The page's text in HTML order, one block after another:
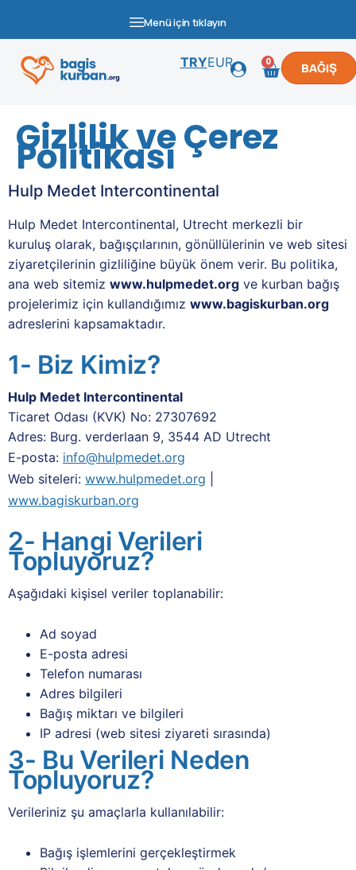
Menü için tıklayın
TRYEUR 0 BAĞIŞ
Gizlilik ve Çerez
Politikası
Hulp Medet Intercontinental
Hulp Medet Intercontinental, Utrecht merkezli bir
kuruluş olarak, bağışçılarının, gönüllülerinin ve web sitesi
ziyaretçilerinin gizliliğine büyük önem verir. Bu politika,
ana web sitemiz www.hulpmedet.org ve kurban bağış
projelerimiz için kullandığımız www.bagiskurban.org
adreslerini kapsamaktadır.
1- Biz Kimiz?
Hulp Medet Intercontinental
Ticaret Odası (KVK) No: 27307692
Adres: Burg. verderlaan 9, 3544 AD Utrecht
E-posta: info@hulpmedet.org
Web siteleri: www.hulpmedet.org
www.bagiskurban.org
2- Hangi Verileri
Topluyoruz?
Aşağıdaki kişisel veriler toplanabilir:
Ad soyad
E-posta adresi
Telefon numarası
Adres bilgileri
Bağış miktarı ve bilgileri
IP adresi (web sitesi ziyareti sırasında)
3- Bu Verileri Neden
Topluyoruz?
Verileriniz şu amaçlarla kullanılabilir:
Bağış işlemlerini gerçekleştirmek